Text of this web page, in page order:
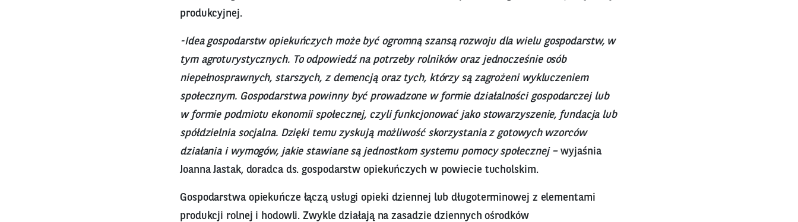
produkcyjnej.
-Idea gospodarstw opiekuńczych może być ogromną szansą rozwoju dla wielu gospodarstw, w
tym agroturystycznych. To odpowiedź na potrzeby rolników oraz jednocześnie osób
niepełnosprawnych, starszych, z demencją oraz tych, którzy są zagrożeni wykluczeniem
społecznym. Gospodarstwa powinny być prowadzone w formie działalności gospodarczej lub
w formie podmiotu ekonomii społecznej, czyli funkcjonować jako stowarzyszenie, fundacja lub
spółdzielnia socjalna. Dzięki temu zyskują możliwość skorzystania z gotowych wzorców
działania i wymogów, jakie stawiane są jednostkom systemu pomocy społecznej –wyjaśnia
Joanna Jastak, doradca ds. gospodarstw opiekuńczych w powiecie tucholskim.
Gospodarstwa opiekuńcze łączą usługi opieki dziennej lub długoterminowej z elementami
produkcji rolnej i hodowli. Zwykle działają na zasadzie dziennych ośrodków